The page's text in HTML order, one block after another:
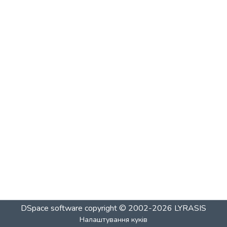
DSpace software copyright © 2002-2026 LYRASIS
Налаштування куків